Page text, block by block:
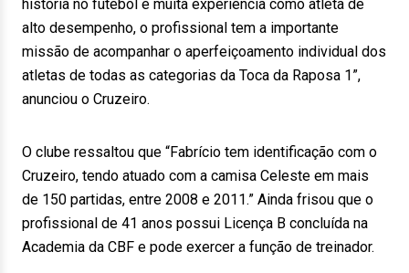
história no futebol e muita experiência como atleta de
alto desempenho, o profissional tem a importante
missão de acompanhar o aperfeiçoamento individual dos
atletas de todas as categorias da Toca da Raposa 1”,
anunciou o Cruzeiro.
O clube ressaltou que “Fabrício tem identificação com o
Cruzeiro, tendo atuado com a camisa Celeste em mais
de 150 partidas, entre 2008 e 2011.” Ainda frisou que o
profissional de 41 anos possui Licença B concluída na
Academia da CBF e pode exercer a função de treinador.